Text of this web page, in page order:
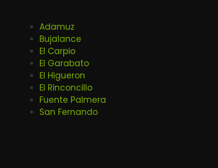
Adamuz
Bujalance
El Carpio
El Garabato
El Higueron
El Rinconcillo
Fuente Palmera
San Fernando